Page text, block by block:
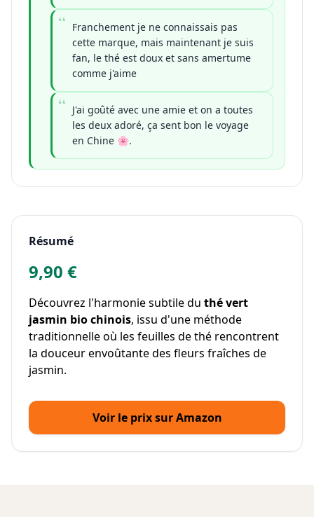
Franchement je ne connaissais pas
cette marque, mais maintenant je suis
fan, le thé est doux et sans amertume
comme j'aime
J'ai goûté avec une amie et on a toutes
les deux adoré, ça sent bon le voyage
en Chine 🌸.
Résumé
9,90 €
Découvrez l'harmonie subtile du thé vert
jasmin bio chinois, issu d'une méthode
traditionnelle où les feuilles de thé rencontrent
la douceur envoûtante des fleurs fraîches de
jasmin.
Voir le prix sur Amazon